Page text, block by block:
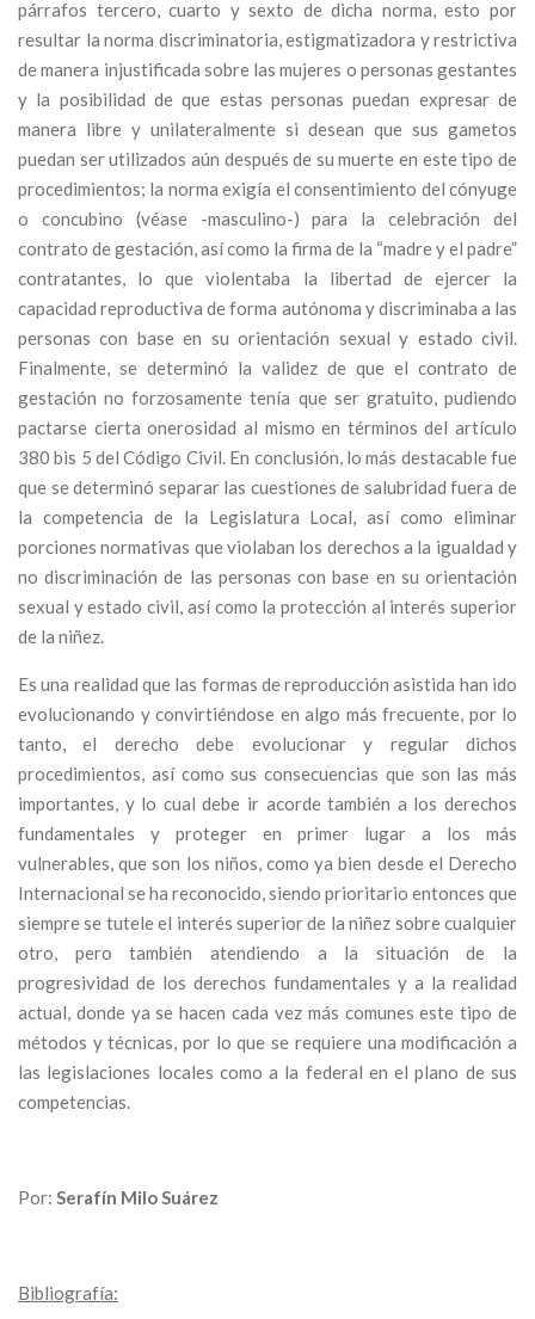
párrafos tercero, cuarto y sexto de dicha norma, esto por
resultar la norma discriminatoria, estigmatizadora y restrictiva
de manera injustificada sobre las mujeres o personas gestantes
y la posibilidad de que estas personas puedan expresar de
manera libre y unilateralmente si desean que sus gametos
puedan ser utilizados aún después de su muerte en este tipo de
procedimientos; la norma exigía el consentimiento del cónyuge
o concubino (véase -masculino-) para la celebración del
contrato de gestación, así como la firma de la “madre y el padre”
contratantes, lo que violentaba la libertad de ejercer la
capacidad reproductiva de forma autónoma y discriminaba a las
personas con base en su orientación sexual y estado civil.
Finalmente, se determinó la validez de que el contrato de
gestación no forzosamente tenía que ser gratuito, pudiendo
pactarse cierta onerosidad al mismo en términos del artículo
380 bis 5 del Código Civil. En conclusión, lo más destacable fue
que se determinó separar las cuestiones de salubridad fuera de
la competencia de la Legislatura Local, así como eliminar
porciones normativas que violaban los derechos a la igualdad y
no discriminación de las personas con base en su orientación
sexual y estado civil, así como la protección al interés superior
de la niñez.
Es una realidad que las formas de reproducción asistida han ido
evolucionando y convirtiéndose en algo más frecuente, por lo
tanto, el derecho debe evolucionar y regular dichos
procedimientos, así como sus consecuencias que son las más
importantes, y lo cual debe ir acorde también a los derechos
fundamentales y proteger en primer lugar a los más
vulnerables, que son los niños, como ya bien desde el Derecho
Internacional se ha reconocido, siendo prioritario entonces que
siempre se tutele el interés superior de la niñez sobre cualquier
otro, pero también atendiendo a la situación de la
progresividad de los derechos fundamentales y a la realidad
actual, donde ya se hacen cada vez más comunes este tipo de
métodos y técnicas, por lo que se requiere una modificación a
las legislaciones locales como a la federal en el plano de sus
competencias.
Por: Serafín Milo Suárez
Bibliografía: